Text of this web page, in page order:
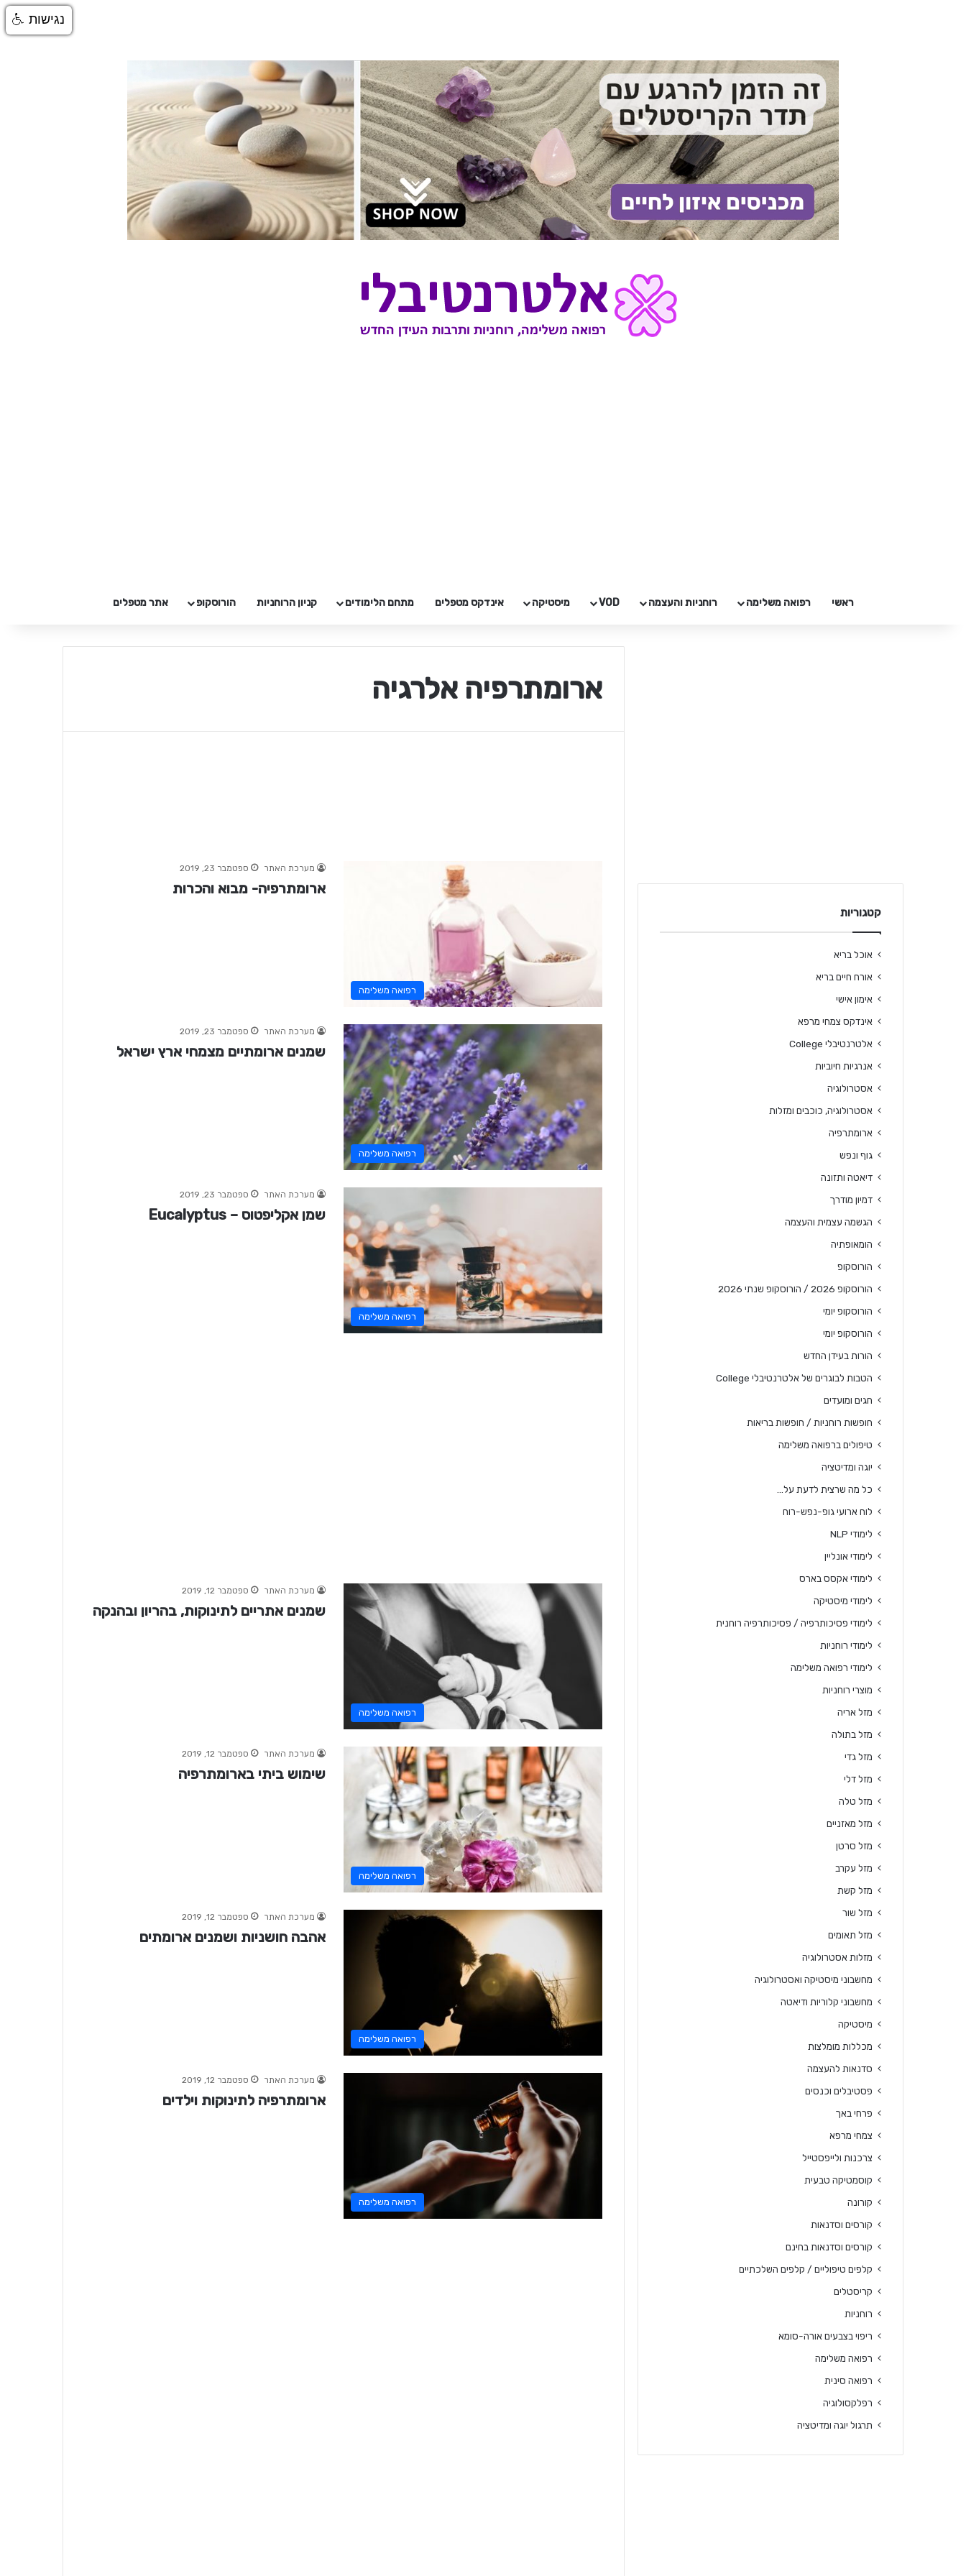
ראשי רפואה משלימה רוחניות והעצמה VOD מיסטיקה אינדקס מטפלים מתחם הלימודים קניון הרוחניות הורוסקופ אתר מטפלים
ארומתרפיה אלרגיה
רפואה משלימה
מערכת האתר ספטמבר 23, 2019
ארומתרפיה- מבוא והכרות
רפואה משלימה
מערכת האתר ספטמבר 23, 2019
שמנים ארומתיים מצמחי ארץ ישראל
רפואה משלימה
מערכת האתר ספטמבר 23, 2019
שמן אקליפטוס – Eucalyptus
רפואה משלימה
מערכת האתר ספטמבר 12, 2019
שמנים אתריים לתינוקות, בהריון ובהנקה
רפואה משלימה
מערכת האתר ספטמבר 12, 2019
שימוש ביתי בארומתרפיה
רפואה משלימה
מערכת האתר ספטמבר 12, 2019
אהבה חושניות ושמנים ארומתים
רפואה משלימה
מערכת האתר ספטמבר 12, 2019
ארומתרפיה לתינוקות וילדים
קטגוריות
אוכל בריא
אורח חיים בריא
אימון אישי
אינדקס צמחי מרפא
אלטרנטיבלי College
אנרגיות חיוביות
אסטרולוגיה
אסטרולוגיה, כוכבים ומזלות
ארומתרפיה
גוף ונפש
דיאטה ותזונה
דמיון מודרך
הגשמה עצמית והעצמה
הומאופתיה
הורוסקופ
הורוסקופ 2026 / הורוסקופ שנתי 2026
הורוסקופ יומי
הורוסקופ יומי
הורות בעידן החדש
הטבות לבוגרים של אלטרנטיבלי College
חגים ומועדים
חופשות רוחניות / חופשות בריאות
טיפולים ברפואה משלימה
יוגה ומדיטציה
כל מה שרצית לדעת על…
לוח ארועי גופ-נפש-רוח
לימודי NLP
לימודי אונליין
לימודי אקסס בארס
לימודי מיסטיקה
לימודי פסיכותרפיה / פסיכותרפיה רוחנית
לימודי רוחניות
לימודי רפואה משלימה
מוצרי רוחניות
מזל אריה
מזל בתולה
מזל גדי
מזל דלי
מזל טלה
מזל מאזניים
מזל סרטן
מזל עקרב
מזל קשת
מזל שור
מזל תאומים
מזלות אסטרולוגיה
מחשבוני מיסטיקה ואסטרולוגיה
מחשבוני קלוריות ודיאטה
מיסטיקה
מכללות מומלצות
סדנאות להעצמה
פסטיבלים וכנסים
פרחי באך
צמחי מרפא
צרכנות ולייפסטייל
קוסמטיקה טבעית
קורונה
קורסים וסדנאות
קורסים וסדנאות בחינם
קלפים טיפוליים / קלפים השלכתיים
קריסטלים
רוחניות
ריפוי בצבעים אורה-סומא
רפואה משלימה
רפואה סינית
רפלקסולוגיה
תרגול יוגה ומדיטציה
נגישות